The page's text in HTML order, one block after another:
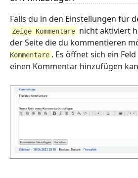
Falls du in den Einstellungen für
Zeige Kommentare nicht aktiviert
der Seite die du kommentieren
Kommentare . Es öffnet sich ein
einen Kommentar hinzufügen